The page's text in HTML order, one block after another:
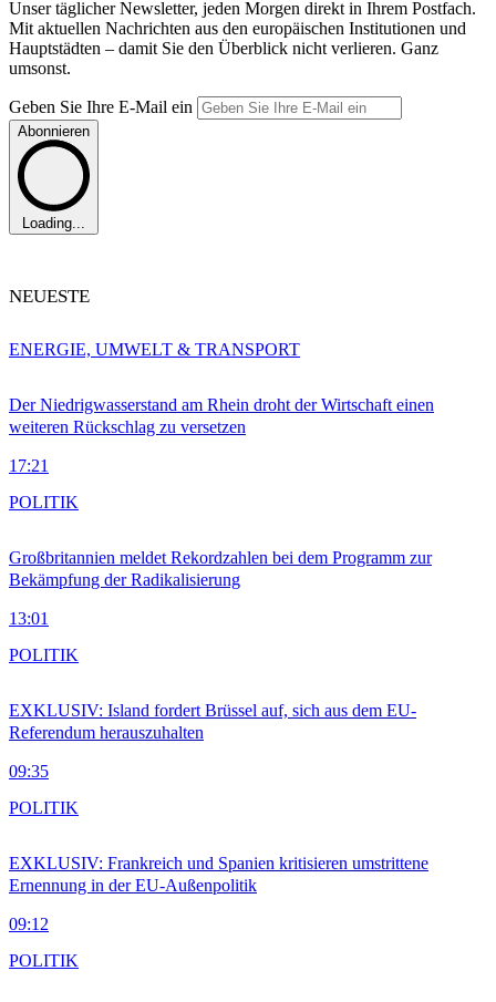
Unser täglicher Newsletter, jeden Morgen direkt in Ihrem Postfach.
Mit aktuellen Nachrichten aus den europäischen Institutionen und
Hauptstädten – damit Sie den Überblick nicht verlieren. Ganz
umsonst.
Geben Sie Ihre E-Mail ein
Abonnieren
Loading...
NEUESTE
Der Niedrigwasserstand am Rhein droht der Wirtschaft einen
weiteren Rückschlag zu versetzen
17:21
ENERGIE, UMWELT & TRANSPORT
Großbritannien meldet Rekordzahlen bei dem Programm zur
Bekämpfung der Radikalisierung
13:01
POLITIK
EXKLUSIV: Island fordert Brüssel auf, sich aus dem EU-
Referendum herauszuhalten
09:35
POLITIK
EXKLUSIV: Frankreich und Spanien kritisieren umstrittene
Ernennung in der EU-Außenpolitik
09:12
POLITIK
POLITIK